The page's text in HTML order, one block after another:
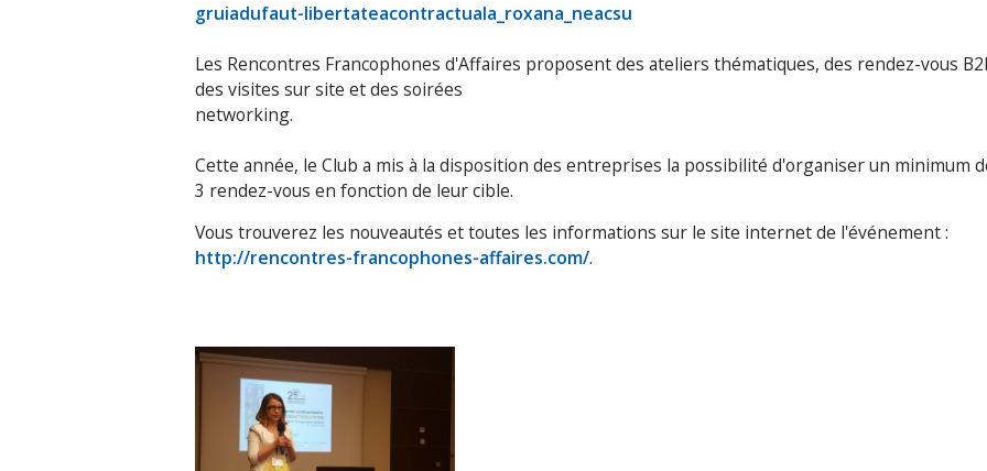
gruiadufaut-libertateacontractuala_roxana_neacsu
Les Rencontres Francophones d'Affaires proposent des ateliers thématiques, des rendez-vous
des visites sur site et des soirées
networking.
Cette année, le Club a mis à la disposition des entreprises la possibilité d'organiser un minimum
3 rendez-vous en fonction de leur cible.
Vous trouverez les nouveautés et toutes les informations sur le site internet de l'événement :
http://rencontres-francophones-affaires.com/.